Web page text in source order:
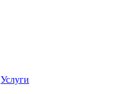
Услуги